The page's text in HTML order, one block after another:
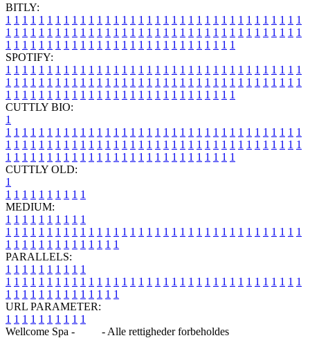
BITLY:
1 1 1 1 1 1 1 1 1 1 1 1 1 1 1 1 1 1 1 1 1 1 1 1 1 1 1 1 1 1 1 1 1 1 1 1
1 1 1 1 1 1 1 1 1 1 1 1 1 1 1 1 1 1 1 1 1 1 1 1 1 1 1 1 1 1 1 1 1 1 1 1
1 1 1 1 1 1 1 1 1 1 1 1 1 1 1 1 1 1 1 1 1 1 1 1 1 1 1 1
SPOTIFY:
1 1 1 1 1 1 1 1 1 1 1 1 1 1 1 1 1 1 1 1 1 1 1 1 1 1 1 1 1 1 1 1 1 1 1 1
1 1 1 1 1 1 1 1 1 1 1 1 1 1 1 1 1 1 1 1 1 1 1 1 1 1 1 1 1 1 1 1 1 1 1 1
1 1 1 1 1 1 1 1 1 1 1 1 1 1 1 1 1 1 1 1 1 1 1 1 1 1 1 1
CUTTLY BIO:
1
1 1 1 1 1 1 1 1 1 1 1 1 1 1 1 1 1 1 1 1 1 1 1 1 1 1 1 1 1 1 1 1 1 1 1 1
1 1 1 1 1 1 1 1 1 1 1 1 1 1 1 1 1 1 1 1 1 1 1 1 1 1 1 1 1 1 1 1 1 1 1 1
1 1 1 1 1 1 1 1 1 1 1 1 1 1 1 1 1 1 1 1 1 1 1 1 1 1 1 1
CUTTLY OLD:
1
1 1 1 1 1 1 1 1 1 1
MEDIUM:
1 1 1 1 1 1 1 1 1 1
1 1 1 1 1 1 1 1 1 1 1 1 1 1 1 1 1 1 1 1 1 1 1 1 1 1 1 1 1 1 1 1 1 1 1 1
1 1 1 1 1 1 1 1 1 1 1 1 1 1
PARALLELS:
1 1 1 1 1 1 1 1 1 1
1 1 1 1 1 1 1 1 1 1 1 1 1 1 1 1 1 1 1 1 1 1 1 1 1 1 1 1 1 1 1 1 1 1 1 1
1 1 1 1 1 1 1 1 1 1 1 1 1 1
URL PARAMETER:
1 1 1 1 1 1 1 1 1 1
Wellcome Spa -
- Alle rettigheder forbeholdes